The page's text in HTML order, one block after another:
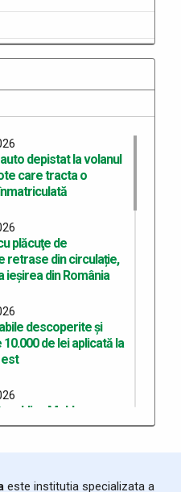
depistat la volanul
care tracta o
plăcuţe de
retrase din circulație,
ieșirea din România
descoperite și
de lei aplicată la
Moldova
cooperarea pentru
este institutia specializata a